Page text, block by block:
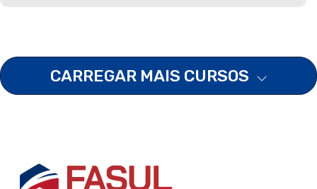
CARREGAR MAIS CURSOS